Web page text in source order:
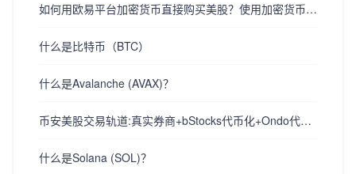
如何用欧易平台加密货币直接购买美股？使用加密货币购买美股的详细教程
什么是比特币（BTC）
什么是Avalanche (AVAX)？
币安美股交易轨道:真实券商+bStocks代币化+Ondo代币化证券+股票合约衍生品
什么是Solana (SOL)？